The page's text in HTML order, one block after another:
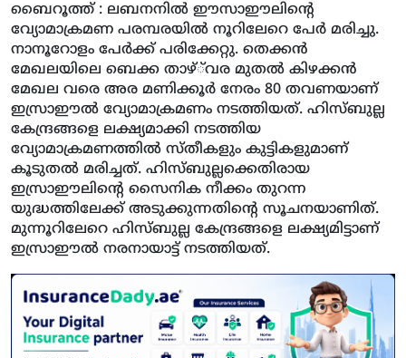
ബൈറൂത്ത് : ലബനനില്‍ ഈസാഈലിന്റെ
വ്യോമാക്രമണ പരമ്പരയില്‍ നൂറിലേറെ പേര്‍ മരിച്ചു.
നാനൂറോളം പേര്‍ക്ക് പരിക്കേറ്റു. തെക്കന്‍
മേഖലയിലെ ബെക്ക താഴ്്‌വര മുതല്‍ കിഴക്കന്‍
മേഖല വരെ അര മണിക്കൂര്‍ നേരം 80 തവണയാണ്
ഇസ്രാഈല്‍ വ്യോമാക്രമണം നടത്തിയത്. ഹിസ്ബുല്ല
കേന്ദ്രങ്ങളെ ലക്ഷ്യമാക്കി നടത്തിയ
വ്യോമാക്രമണത്തില്‍ സ്തീകളും കുട്ടികളുമാണ്
കൂടുതല്‍ മരിച്ചത്. ഹിസ്ബുല്ലക്കെതിരായ
ഇസ്രാഈലിന്റെ സൈനിക നീക്കം തുറന്ന
യുദ്ധത്തിലേക്ക് അടുക്കുന്നതിന്റെ സൂചനയാണിത്.
മുന്നൂറിലേറെ ഹിസ്ബുല്ല കേന്ദ്രങ്ങളെ ലക്ഷ്യമിട്ടാണ്
ഇസ്രാഈല്‍ നരനായാട്ട് നടത്തിയത്.